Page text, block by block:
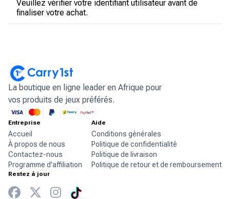
Veuillez vérifier votre identifiant utilisateur avant de
finaliser votre achat.
La boutique en ligne leader en Afrique pour
vos produits de jeux préférés.
Entreprise
Accueil
À propos de nous
Contactez-nous
Programme d'affiliation
Aide
Conditions générales
Politique de confidentialité
Politique de livraison
Politique de retour et de remboursement
Restez à jour